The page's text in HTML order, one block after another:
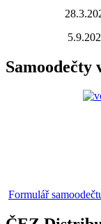
Samoodečty
Formulář